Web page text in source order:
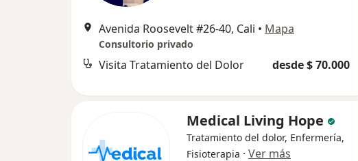
Avenida Roosevelt #26-40, Cali • Mapa
Consultorio privado
Visita Tratamiento del Dolor desde $ 70.000
Medical Living Hope
Tratamiento del dolor, Enfermería,
Fisioterapia · Ver más